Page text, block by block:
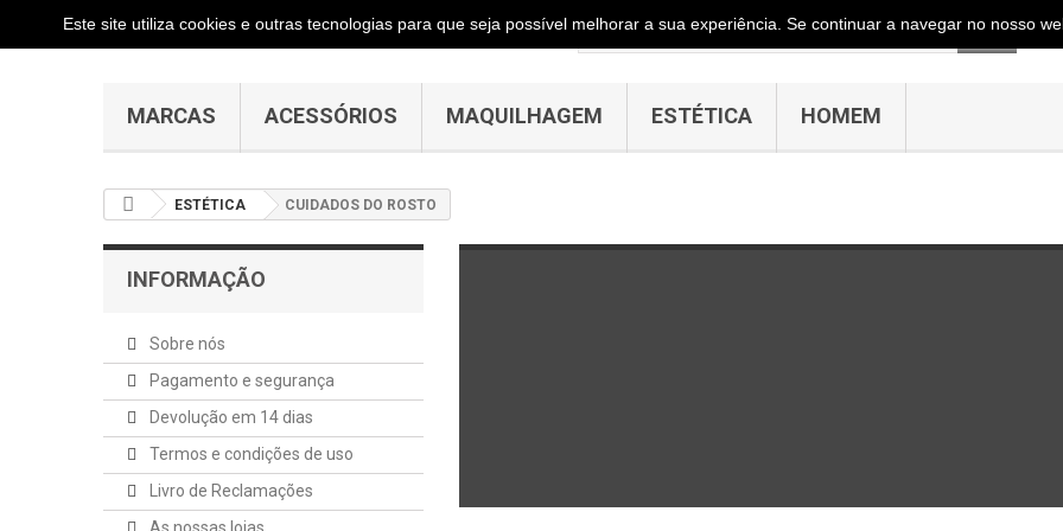
MARCAS ACESSÓRIOS MAQUILHAGEM ESTÉTICA HOMEM
ESTÉTICA CUIDADOS DO ROSTO
INFORMAÇÃO
Sobre nós
Pagamento e segurança
Devolução em 14 dias
Termos e condições de uso
Livro de Reclamações
Este site utiliza cookies e outras tecnologias para que seja possível melhorar a sua experiência. Se continuar a navegar no nosso